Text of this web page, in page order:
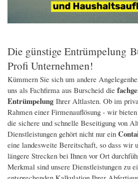
Die günstige Entrümpelung
Profi Unternehmen!
Kümmern Sie sich um andere
uns als Fachfirma aus Burscheid die
EntrümpelungIhrer Altlasten. Ob im
Rahmen einer Firmenauflösung - wir
die sichere und schnelle Beseitigung von
Dienstleistungen gehört nicht nur ein
eine landesweite Bereitschaft, so dass wir
längere Strecken bei Ihnen vor Ort
Merkmal sind unsere Dienstleistungen zu